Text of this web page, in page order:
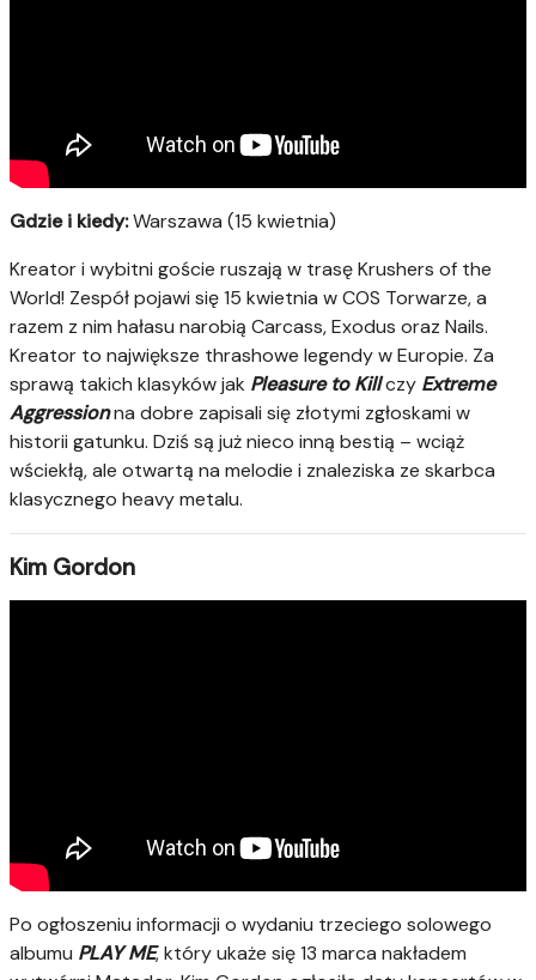
Gdzie i kiedy:Warszawa (15 kwietnia)
Kreator i wybitni goście ruszają w trasę Krushers of the
World! Zespół pojawi się 15 kwietnia w COS Torwarze, a
razem z nim hałasu narobią Carcass, Exodus oraz Nails.
Kreator to największe thrashowe legendy w Europie. Za
sprawą takich klasyków jak Pleasure to Killczy Extreme
Aggressionna dobre zapisali się złotymi zgłoskami w
historii gatunku. Dziś są już nieco inną bestią – wciąż
wściekłą, ale otwartą na melodie i znaleziska ze skarbca
klasycznego heavy metalu.
Kim Gordon
Po ogłoszeniu informacji o wydaniu trzeciego solowego
albumu PLAY ME, który ukaże się 13 marca nakładem